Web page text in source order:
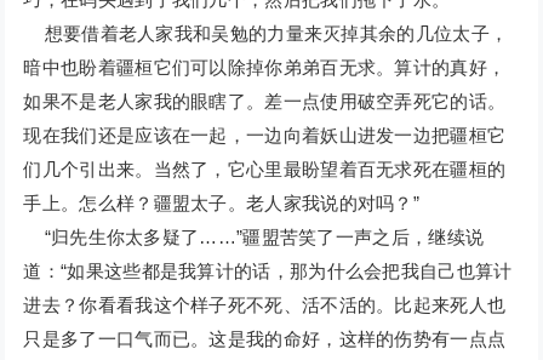
想要借着老人家我和吴勉的力量来灭掉其余的几位太子，
暗中也盼着疆桓它们可以除掉你弟弟百无求。算计的真好，
如果不是老人家我的眼瞎了。差一点使用破空弄死它的话。
现在我们还是应该在一起，一边向着妖山进发一边把疆桓它
们几个引出来。当然了，它心里最盼望着百无求死在疆桓的
手上。怎么样？疆盟太子。老人家我说的对吗？”
“归先生你太多疑了……”疆盟苦笑了一声之后，继续说
道：“如果这些都是我算计的话，那为什么会把我自己也算计
进去？你看看我这个样子死不死、活不活的。比起来死人也
只是多了一口气而已。这是我的命好，这样的伤势有一点点